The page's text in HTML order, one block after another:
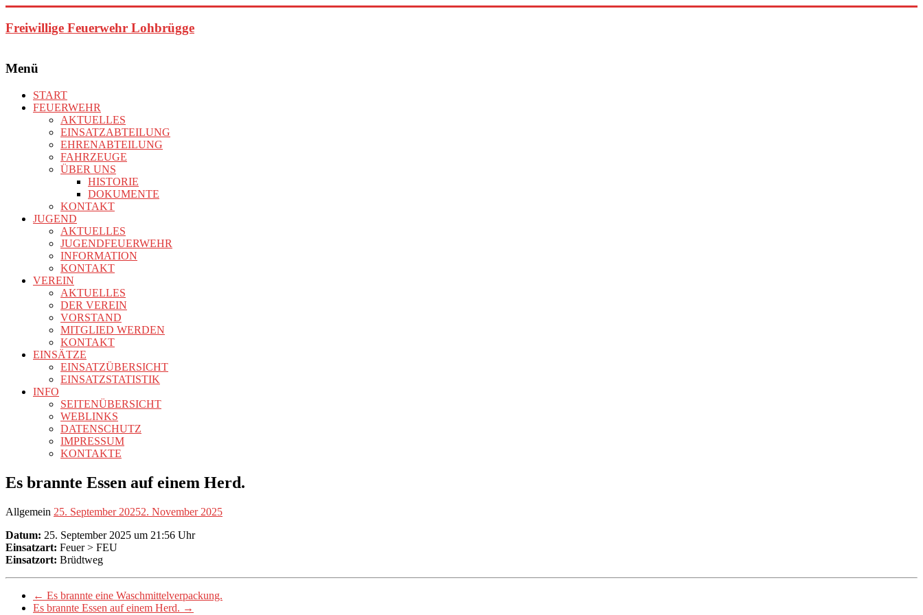
Inhalt
springen
Freiwillige Feuerwehr Lohbrügge
Menü
START
FEUERWEHR
AKTUELLES
EINSATZABTEILUNG
EHRENABTEILUNG
FAHRZEUGE
ÜBER UNS
HISTORIE
DOKUMENTE
KONTAKT
JUGEND
AKTUELLES
JUGENDFEUERWEHR
INFORMATION
KONTAKT
VEREIN
AKTUELLES
DER VEREIN
VORSTAND
MITGLIED WERDEN
KONTAKT
EINSÄTZE
EINSATZÜBERSICHT
EINSATZSTATISTIK
INFO
SEITENÜBERSICHT
WEBLINKS
DATENSCHUTZ
IMPRESSUM
KONTAKTE
Es brannte Essen auf einem Herd.
Allgemein 25. September 20252. November 2025
Datum: 25. September 2025 um 21:56 Uhr
Einsatzart: Feuer > FEU
Einsatzort: Brüdtweg
← Es brannte eine Waschmittelverpackung.
Es brannte Essen auf einem Herd. →